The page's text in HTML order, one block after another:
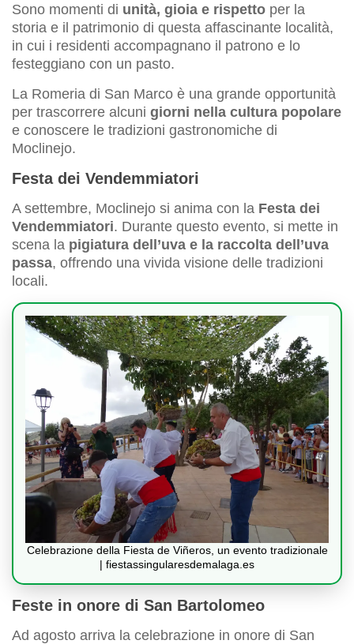
Sono momenti di unità, gioia e rispetto per la
storia e il patrimonio di questa affascinante località,
in cui i residenti accompagnano il patrono e lo
festeggiano con un pasto.
La Romeria di San Marco è una grande opportunità
per trascorrere alcuni giorni nella cultura popolare
e conoscere le tradizioni gastronomiche di
Moclinejo.
Festa dei Vendemmiatori
A settembre, Moclinejo si anima con la Festa dei
Vendemmiatori. Durante questo evento, si mette in
scena la pigiatura dell’uva e la raccolta dell’uva
passa, offrendo una vivida visione delle tradizioni
locali.
Celebrazione della Fiesta de Viñeros, un evento tradizionale
| fiestassingularesdemalaga.es
Feste in onore di San Bartolomeo
Ad agosto arriva la celebrazione in onore di San